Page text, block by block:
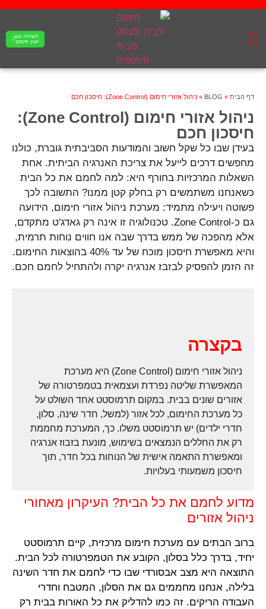
לשיחה עם
יועץ חימום
דף הבית »
BLOG
» ניהול אזורי חימום (Zone Control): חיסכון חכם
ניהול אזורי חימום (Zone Control):
חיסכון חכם
בעידן שבו כל שקל חשוב והמודעות הסביבתית גוברת, כולנו
מחפשים דרכים לייעל את צריכת האנרגיה הביתית. אחת
השאלות המרכזיות בחורף היא: למה לחמם את כל הבית
כשאנחנו משתמשים רק בחלק קטן ממנו? התשובה לכך
פשוטה ויעילה מתמיד: מערכת ניהול אזורי חימום, הידועה
גם כ-Zone Control. טכנולוגיה זו אינה רק גאדג'ט מתקדם,
אלא מהפכה של ממש בדרך שבה אנו חווים נוחות תרמית,
והיא מאפשרת חיסכון מוכח של עד 40% בהוצאות החימום.
זה הזמן להפסיק לבזבז אנרגיה יקרה ולהתחיל לחמם חכם.
בקצרה
ניהול אזורי חימום (Zone Control) היא מערכת
המאפשרת שליטה נפרדת ועצמאית בטמפרטורה של
אזורים שונים בבית. במקום תרמוסטט אחד השולט על
כל מערכת החימום, לכל אזור (למשל, חדר שינה, סלון,
חדרי ילדים) יש תרמוסטט משלו. כך, המערכת מחממת
רק את החללים הנמצאים בשימוש, מונעת בזבוז אנרגיה
ומאפשרת התאמה אישית של הנוחות בכל חדר, תוך
חיסכון משמעותי בעלויות.
מדוע לחמם את כל הבית? העיקרון מאחורי
ניהול אזורים
ברוב הבתים עם מערכת חימום מרכזית, קיים תרמוסטט
יחיד, בדרך כלל בסלון, הקובע את הטמפרטורה לכל הבית.
התוצאה היא מצב אבסורדי שבו כדי לחמם את חדר השינה
בלילה, אנחנו מחממים גם את הסלון, המטבח וחדרי
העבודה הריקים. זה כמו להדליק את כל האורות בבית רק